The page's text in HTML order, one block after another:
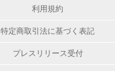
利用規約
特定商取引法に基づく表記
プレスリリース受付